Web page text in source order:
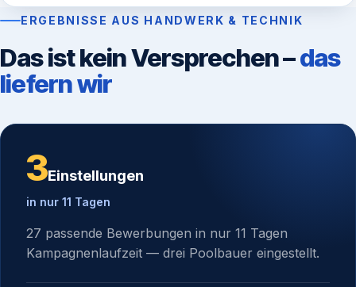
ERGEBNISSE AUS HANDWERK & TECHNIK
Das ist kein Versprechen –das
liefern wir
3Einstellungen
in nur 11 Tagen
27 passende Bewerbungen in nur 11 Tagen
Kampagnenlaufzeit — drei Poolbauer eingestellt.